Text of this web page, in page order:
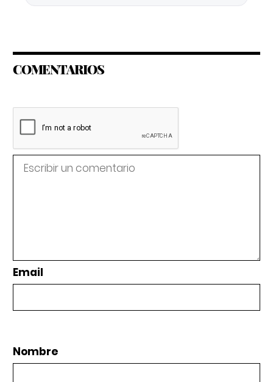
COMENTARIOS
Email
Nombre